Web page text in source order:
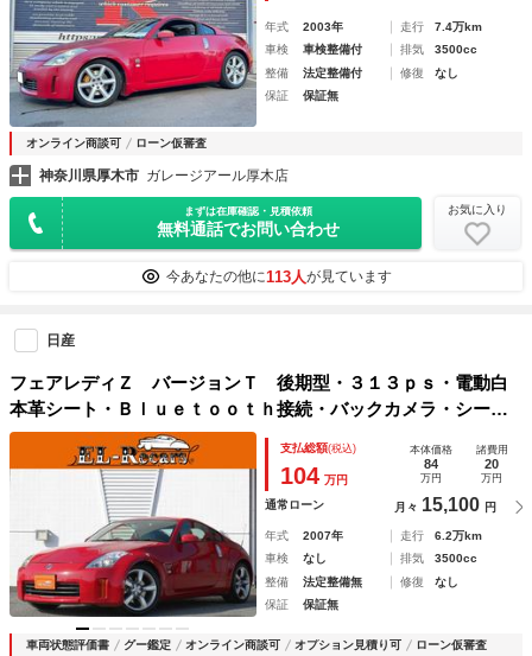
年式 2003年 走行
7.4万km
車検
車検整備付 排気
3500cc
整備
法定整備付 修復
なし
保証
保証無
オンライン商談可 ローン仮審査
神奈川県厚木市 ガレージアール厚木店
まずは在庫確認・見積依頼
無料通話でお問い合わせ
お気に入り
今あなたの他に113人が見ています
日産
フェアレディＺ バージョンＴ 後期型・３１３ｐｓ・電動白
本革シート・Ｂｌｕｅｔｏｏｔｈ接続・バックカメラ・シート
ヒーター・ドライブレコーダー・キーレスレントリー・ＨＩＤ
ヘッドライト・ＡＡ／Ｃ・ＳＤナビ・フルセグ・純正１８ｉｎ
ＡＷ
支払総額(税込)
104 万円
本体価格
84
万円
諸費用
20
万円
通常ローン 月々 15,100 円
年式 2007年 走行
6.2万km
車検
なし 排気
3500cc
整備
法定整備無 修復
なし
保証
保証無
車両状態評価書 グー鑑定 オンライン商談可 オプション見積り可 ローン仮審査